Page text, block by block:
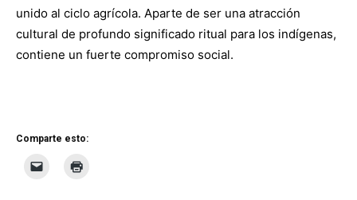
unido al ciclo agrícola. Aparte de ser una atracción
cultural de profundo significado ritual para los indígenas,
contiene un fuerte compromiso social.
Comparte esto: